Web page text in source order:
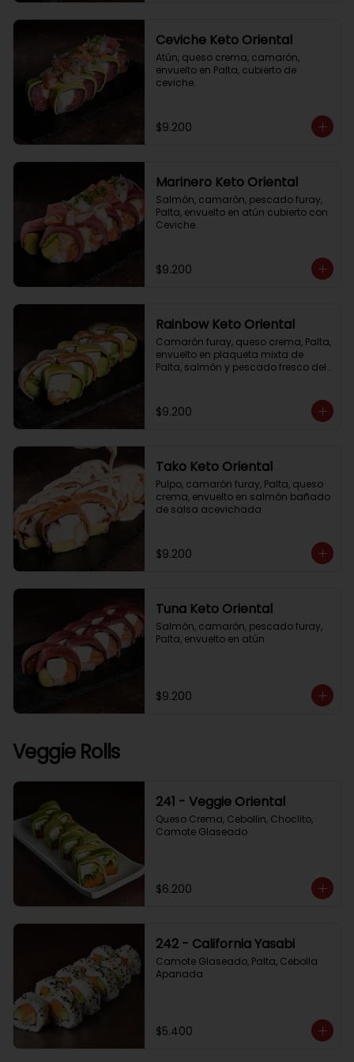
Ceviche Keto Oriental
Atún, queso crema, camarón,
envuelto en Palta, cubierto de
ceviche.
$9.200
Marinero Keto Oriental
Salmón, camarón, pescado furay,
Palta, envuelto en atún cubierto con
Ceviche.
$9.200
Rainbow Keto Oriental
Camarón furay, queso crema, Palta,
envuelto en plaqueta mixta de
Palta, salmón y pescado fresco del
$9.200
Tako Keto Oriental
Pulpo, camarón furay, Palta, queso
crema, envuelto en salmón bañado
de salsa acevichada
$9.200
Tuna Keto Oriental
Salmón, camarón, pescado furay,
Palta, envuelto en atún
$9.200
Veggie Rolls
241 - Veggie Oriental
Queso Crema, Cebollin, Choclito,
Camote Glaseado
$6.200
242 - California Yasabi
Camote Glaseado, Palta, Cebolla
Apanada
$5.400